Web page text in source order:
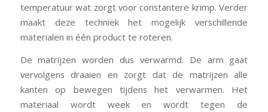
temperatuur wat zorgt voor constantere krimp. Verder
maakt deze techniek het mogelijk verschillende
materialen in één product te roteren.
De matrijzen worden dus verwarmd. De arm gaat
vervolgens draaien en zorgt dat de matrijzen alle
kanten op bewegen tijdens het verwarmen. Het
materiaal wordt week en wordt tegen de